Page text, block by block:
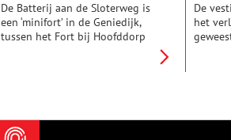
De Batterij aan de Sloterweg is
een ‘minifort’ in de Geniedijk,
tussen het Fort bij Hoofddorp
De
het